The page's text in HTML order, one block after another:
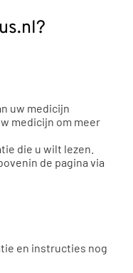
uw medicijn
medicijn om meer
die u wilt lezen.
de pagina via
en instructies nog